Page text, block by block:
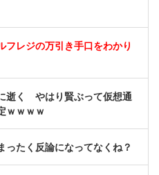
フレジの万引き手口をわかり
逝く やはり賢ぶって仮想通
ｗｗｗｗ
たく反論になってなくね？